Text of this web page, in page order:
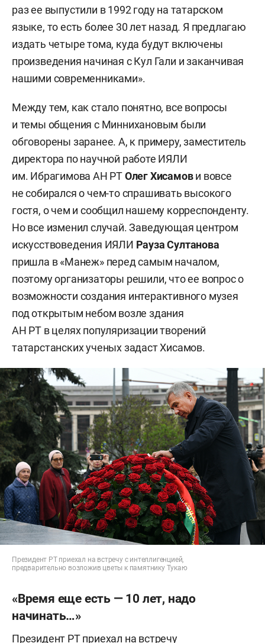
раз ее выпустили в 1992 году на татарском
языке, то есть более 30 лет назад. Я предлагаю
издать четыре тома, куда будут включены
произведения начиная с Кул Гали и заканчивая
нашими современниками».
Между тем, как стало понятно, все вопросы
и темы общения с Миннихановым были
обговорены заранее. А, к примеру, заместитель
директора по научной работе ИЯЛИ
им. Ибрагимова АН РТОлег Хисамови вовсе
не собирался о чем-то спрашивать высокого
гостя, о чем и сообщил нашему корреспонденту.
Но все изменил случай. Заведующая центром
искусствоведения ИЯЛИ Рауза Султанова
пришла в «Манеж» перед самым началом,
поэтому организаторы решили, что ее вопрос о
возможности создания интерактивного музея
под открытым небом возле здания
АН РТ в целях популяризации творений
татарстанских ученых задаст Хисамов.
Президент РТ приехал на встречу с интеллигенцией,
предварительно возложив цветы к памятнику Тукаю
«Время еще есть — 10 лет, надо
начинать…»
Президент РТ приехал на встречу